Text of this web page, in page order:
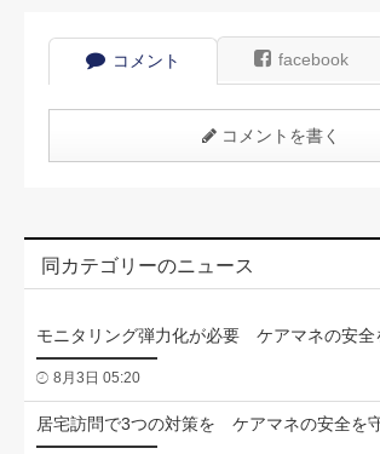
コメント facebook
コメントを書く
同カテゴリーのニュース
モニタリング弾力化が必要 ケアマネの安全
8月3日 05:20
居宅訪問で3つの対策を ケアマネの安全を